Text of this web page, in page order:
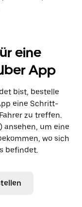
eine
App
bist, bestelle
eine Schritt-
zu treffen.
ansehen, um eine
wo sich
befindet.